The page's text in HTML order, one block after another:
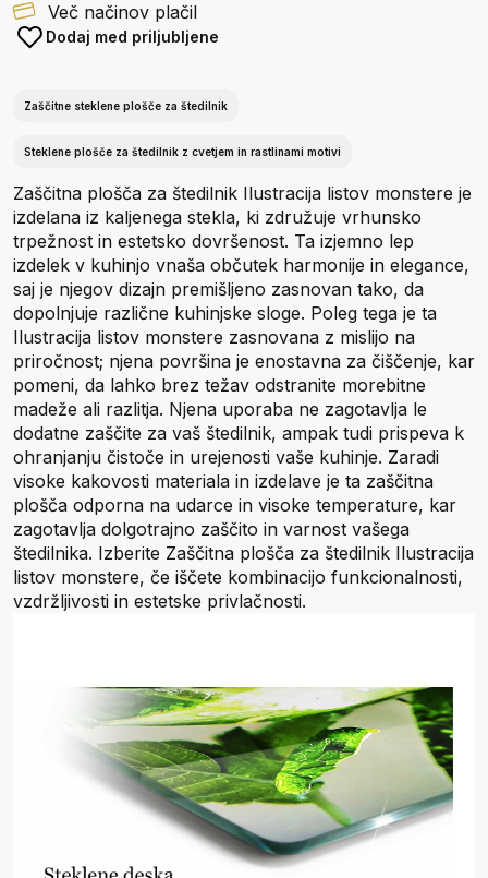
Več načinov plačil
Dodaj med priljubljene
Zaščitne steklene plošče za štedilnik
Steklene plošče za štedilnik z cvetjem in rastlinami motivi
Zaščitna plošča za štedilnik Ilustracija listov monstere je
izdelana iz kaljenega stekla, ki združuje vrhunsko
trpežnost in estetsko dovršenost. Ta izjemno lep
izdelek v kuhinjo vnaša občutek harmonije in elegance,
saj je njegov dizajn premišljeno zasnovan tako, da
dopolnjuje različne kuhinjske sloge. Poleg tega je ta
Ilustracija listov monstere zasnovana z mislijo na
priročnost; njena površina je enostavna za čiščenje, kar
pomeni, da lahko brez težav odstranite morebitne
madeže ali razlitja. Njena uporaba ne zagotavlja le
dodatne zaščite za vaš štedilnik, ampak tudi prispeva k
ohranjanju čistoče in urejenosti vaše kuhinje. Zaradi
visoke kakovosti materiala in izdelave je ta zaščitna
plošča odporna na udarce in visoke temperature, kar
zagotavlja dolgotrajno zaščito in varnost vašega
štedilnika. Izberite Zaščitna plošča za štedilnik Ilustracija
listov monstere, če iščete kombinacijo funkcionalnosti,
vzdržljivosti in estetske privlačnosti.